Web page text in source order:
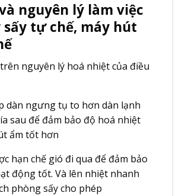
nguyên lý làm việc
sấy tự chế, máy hút
nguyên lý hoá nhiệt của điều
dàn ngưng tụ to hơn dàn lạnh
sau để đảm bảo độ hoá nhiệt
ẩm tốt hơn
hạn chế gió đi qua để đảm bảo
động tốt. Và lên nhiệt nhanh
phòng sấy cho phép